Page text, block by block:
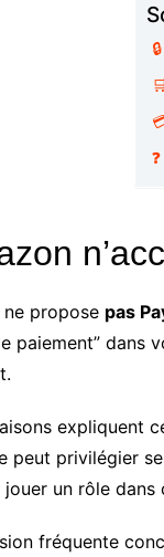
propose pas
paiement”
expliquent
peut privilégier
jouer un rôle dans
fréquente